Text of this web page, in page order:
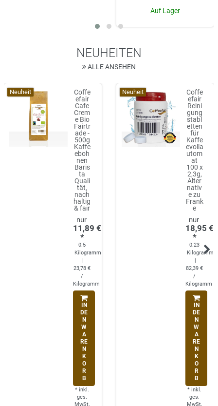
Auf Lager
NEUHEITEN
ALLE ANSEHEN
Neuheit
Coffe
efair
Cafe
Crem
e Bio
Fairtr
ade -
500g
Kaffe
eboh
nen
Baris
ta
Quali
tät,
nach
haltig
& fair
11,89 €
*
0.5
Kilogramm
23,78 €
/
Kilogramm
IN
DE
N
W
A
RE
N
K
O
R
B
* inkl.
ges.
MwSt.
Neuheit
Coffe
efair
Reini
gung
stabl
etten
für
Kaffe
evolla
utom
at
100 x
2,3g,
Alter
nativ
e zu
Frank
e
18,95 €
*
0.23
Kilogramm
82,39 €
/
Kilogramm
IN
DE
N
W
A
RE
N
K
O
R
B
* inkl.
ges.
MwSt.